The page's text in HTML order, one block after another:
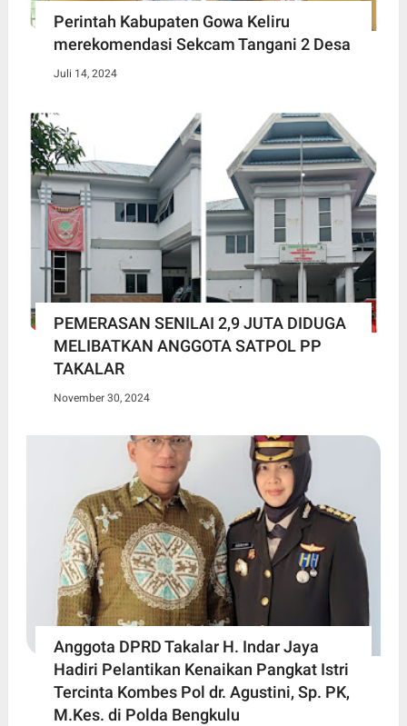
Perintah Kabupaten Gowa Keliru
merekomendasi Sekcam Tangani 2 Desa
Juli 14, 2024
PEMERASAN SENILAI 2,9 JUTA DIDUGA
MELIBATKAN ANGGOTA SATPOL PP
TAKALAR
November 30, 2024
Anggota DPRD Takalar H. Indar Jaya
Hadiri Pelantikan Kenaikan Pangkat Istri
Tercinta Kombes Pol dr. Agustini, Sp. PK,
M.Kes. di Polda Bengkulu